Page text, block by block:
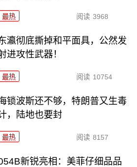
最热 阅读 3968
瀛彻底撕掉和平面具，公然发
进攻性武器！
最热 阅读 10754
锁波斯还不够，特朗普又生毒
，陆地也要封
最热 阅读 8157
新锐亮相：美菲仔细品品